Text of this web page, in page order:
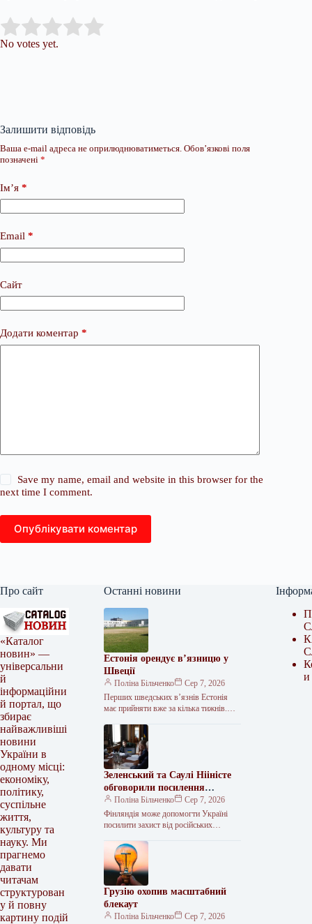
Rate this item:
No votes yet.
Залишити відповідь
Ваша e-mail адреса не оприлюднюватиметься. Обов’язкові поля
позначені *
Ім’я *
Email *
Сайт
Додати коментар *
Save my name, email and website in this browser for the
next time I comment.
Опублікувати коментар
Про сайт
«Каталог
новин» —
універсальни
й
інформаційни
й портал, що
збирає
найважливіші
новини
України в
одному місці:
економіку,
політику,
суспільне
життя,
культуру та
науку. Ми
прагнемо
давати
читачам
структурован
у й повну
картину подій
Останні новини
Естонія орендує в’язницю у
Швеції
Поліна Більченко
Сер 7, 2026
Перших шведських в’язнів Естонія
має прийняти вже за кілька тижнів.
меморандум про оренду Тартуської
в’язниці. Документ…
Зеленський та Саулі Нііністе
обговорили посилення
української ППО та
постачання ракет
Поліна Більченко
Сер 7, 2026
Фінляндія може допомогти Україні
посилити захист від російських
content/uploads/2026/08/efedc0db829cb5
eaa61f6095519d7c1a.jpg"
alt="Зеленський обговорив із
президентом Фінляндії
Грузію охопив масштабний
блекаут
Поліна Більченко Сер 7, 2026
и